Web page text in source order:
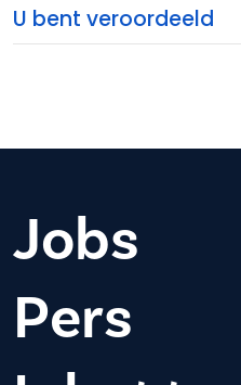
U bent veroordeeld
Jobs
Pers